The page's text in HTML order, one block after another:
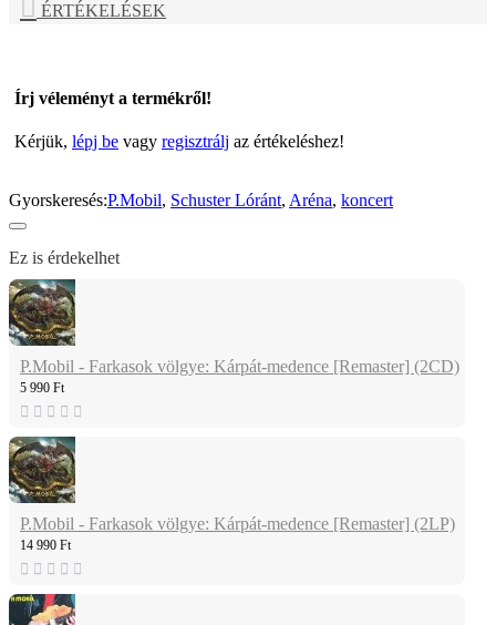
ÉRTÉKELÉSEK
Írj véleményt a termékről!
Kérjük, lépj be vagy regisztrálj az értékeléshez!
Gyorskeresés:P.Mobil, Schuster Lóránt, Aréna, koncert
Ez is érdekelhet
P.Mobil - Farkasok völgye: Kárpát-medence [Remaster] (2CD)
5 990 Ft
P.Mobil - Farkasok völgye: Kárpát-medence [Remaster] (2LP)
14 990 Ft